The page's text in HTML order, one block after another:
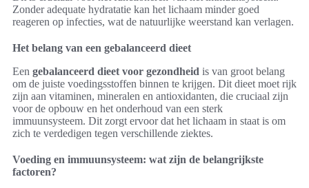
Zonder adequate hydratatie kan het lichaam minder goed
reageren op infecties, wat de natuurlijke weerstand kan verlagen.
Het belang van een gebalanceerd dieet
Een gebalanceerd dieet voor gezondheid is van groot belang
om de juiste voedingsstoffen binnen te krijgen. Dit dieet moet rijk
zijn aan vitaminen, mineralen en antioxidanten, die cruciaal zijn
voor de opbouw en het onderhoud van een sterk
immuunsysteem. Dit zorgt ervoor dat het lichaam in staat is om
zich te verdedigen tegen verschillende ziektes.
Voeding en immuunsysteem: wat zijn de belangrijkste
factoren?